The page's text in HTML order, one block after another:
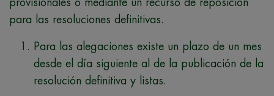
provisionales o mediante un recurso de reposición
para las resoluciones definitivas.
Para las alegaciones existe un plazo de un mes
desde el día siguiente al de la publicación de la
resolución definitiva y listas.